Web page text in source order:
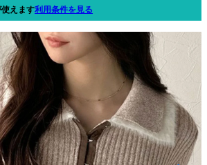
えます利用条件を見る